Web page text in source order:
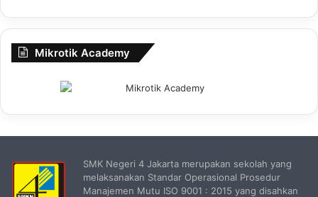
Mikrotik Academy
SMK Negeri 4 Jakarta merupakan sekolah yang
melaksanakan Standar Operasional Prosedur
Manajemen Mutu ISO 9001 : 2015 yang disahkan